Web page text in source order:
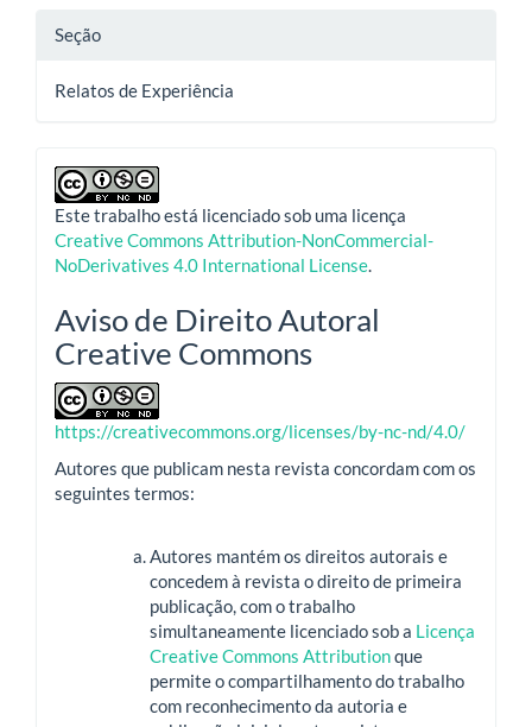
Seção
Relatos de Experiência
Este trabalho está licenciado sob uma licença
Creative Commons Attribution-NonCommercial-
NoDerivatives 4.0 International License.
Aviso de Direito Autoral
Creative Commons
https://creativecommons.org/licenses/by-nc-nd/4.0/
Autores que publicam nesta revista concordam com os
seguintes termos:
Autores mantém os direitos autorais e
concedem à revista o direito de primeira
publicação, com o trabalho
simultaneamente licenciado sob a Licença
Creative Commons Attributionque
permite o compartilhamento do trabalho
com reconhecimento da autoria e